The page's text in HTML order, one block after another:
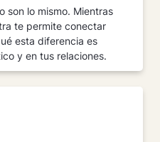
son lo mismo. Mientras
te permite conectar
esta diferencia es
y en tus relaciones.
padres"